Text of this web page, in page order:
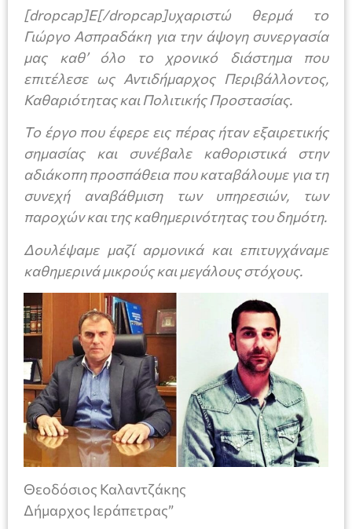
[dropcap]Ε[/dropcap]υχαριστώ θερμά το
Γιώργο Ασπραδάκη για την άψογη συνεργασία
μας καθ’ όλο το χρονικό διάστημα που
επιτέλεσε ως Αντιδήμαρχος Περιβάλλοντος,
Καθαριότητας και Πολιτικής Προστασίας.
Το έργο που έφερε εις πέρας ήταν εξαιρετικής
σημασίας και συνέβαλε καθοριστικά στην
αδιάκοπη προσπάθεια που καταβάλουμε για τη
συνεχή αναβάθμιση των υπηρεσιών, των
παροχών και της καθημερινότητας του δημότη.
Δουλέψαμε μαζί αρμονικά και επιτυγχάναμε
καθημερινά μικρούς και μεγάλους στόχους.
Θεοδόσιος Καλαντζάκης
Δήμαρχος Ιεράπετρας”